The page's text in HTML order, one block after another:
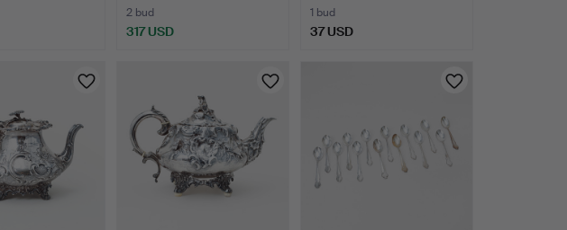
2 bud
317 USD
1 bud
37 USD